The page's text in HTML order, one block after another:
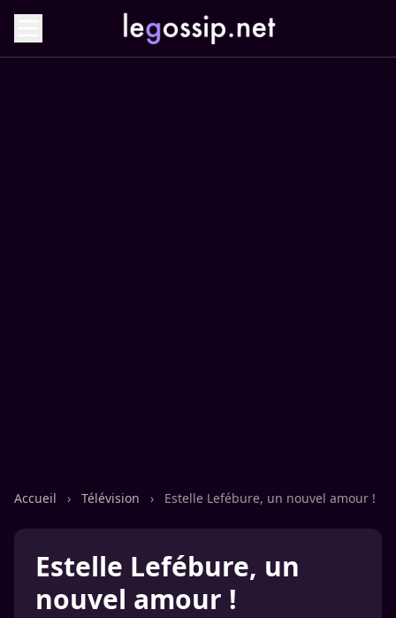
Accueil › Télévision › Estelle Lefébure, un nouvel amour !
Estelle Lefébure, un
nouvel amour !